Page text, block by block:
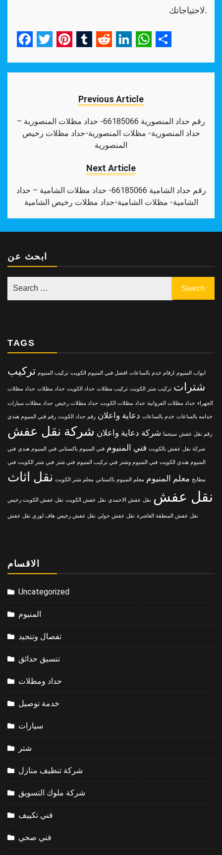
لاحتياجاتك.
Previous Article
رقم حداد المنصورية 66185066- حداد مظلات المنصورية –
حداد المنصورية- مظلات المنصورية-حداد مظلات رخيص
المنصورية
Next Article
رقم حداد الشامية 66185066- حداد مظلات الشامية – حداد
الشامية- مظلات الشامية-حداد مظلات رخيص الشامية
ابحث عن
TAGS
ابواب المنيوم ارقام خدم بالساعات افضل فني المنيوم الكويت تركيب المنيوم تركيب
شترات تركيب شتر الكويت تركيب مظلات حداد الكويت حداد مظلات حداد مظلات
الجهراء حداد مظلات الفروانية حداد مظلات الكويت حداد مظلات رخيص حداد مظلات سيارات
خدامه بالساعات خدم بالساعات دعاية واعلان رقم حداد الكويت رقم فني المنيوم هندي
رقم نقل عفش سيجما شركة دعاية واعلان شركة نقل عفش
شركة نقل عفش بالكويت فني المنيوم فني المنيوم باكستاني فني المنيوم هندي فني
المنيوم هندي الكويت فني المنيوم وشتر فني تركيب المنيوم فني شتر فني شتر الكويت فني
مطابخ معلم المنيوم معلم المنيوم باكستاني معلم شتر الكويت نقل اثاث
نقل عفش نقل عفش الاحمدي نقل عفش الكويت نقل عفش الكويت رخيص
نقل عفش المنطقة العاشرة نقل عفش حولي نقل عفش رخيص هاف لوري نقل عفش
الاقسام
Uncategorized
المنيوم
تفصال وتنجيد
تنسيق حدائق
حداد ومظلات
خدمة توصيل
سيارات
شتر
شركة تنظيف منازل
شركة ملوك التسويق
فني تكييف
فني صحي